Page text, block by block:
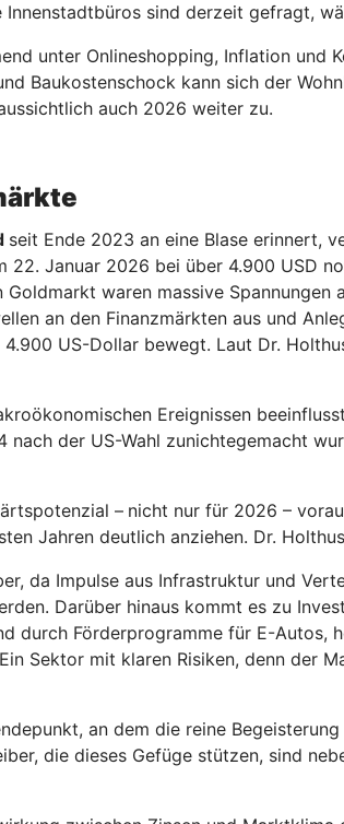
sind derzeit gefragt,
unter Onlineshopping, Inflation
Baukostenschock kann sich der
auch 2026 weiter zu.
seit Ende 2023 an eine Blase erinnert,
22. Januar 2026 bei über 4.900 USD
Goldmarkt waren massive
an den Finanzmärkten aus und
US-Dollar bewegt. Laut Dr.
Ereignissen
nach der US-Wahl zunichtegemacht
– nicht nur für 2026 –
Jahren deutlich anziehen. Dr.
da Impulse aus Infrastruktur und
Darüber hinaus kommt es zu
durch Förderprogramme für E-
Sektor mit klaren Risiken, denn der
an dem die reine
die dieses Gefüge stützen, sind